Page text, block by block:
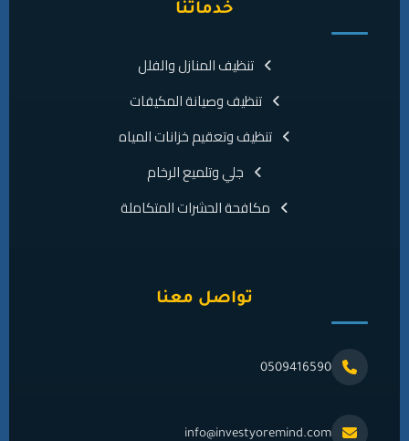
خدماتنا
تنظيف المنازل والفلل
تنظيف وصيانة المكيفات
تنظيف وتعقيم خزانات المياه
جلي وتلميع الرخام
مكافحة الحشرات المتكاملة
تواصل معنا
0509416590
info@investyoremind.com